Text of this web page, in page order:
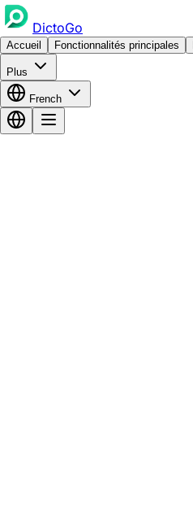
DictoGo
Accueil Fonctionnalités principales
Plus
French